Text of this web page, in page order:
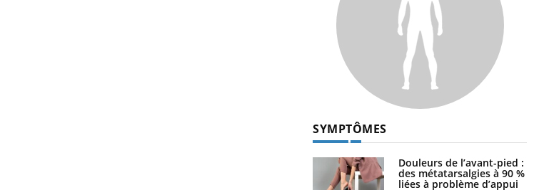
SYMPTÔMES
Douleurs de l’avant-pied :
des métatarsalgies à 90 %
liées à problème d’appui